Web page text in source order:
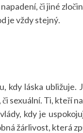
či jiné
je vždy stejný.
kdy láska
sexuální. Ti, kteří
kdy je
žárlivost, která